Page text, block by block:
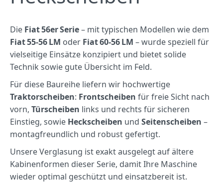
Die Fiat 56er Serie– mit typischen Modellen wie dem
Fiat 55‑56 LM oder Fiat 60‑56 LM – wurde speziell für
vielseitige Einsätze konzipiert und bietet solide
Technik sowie gute Übersicht im Feld.
Für diese Baureihe liefern wir hochwertige
Traktorscheiben: Frontscheiben für freie Sicht nach
vorn, Türscheiben links und rechts für sicheren
Einstieg, sowie Heckscheiben und Seitenscheiben –
montagfreundlich und robust gefertigt.
Unsere Verglasung ist exakt ausgelegt auf ältere
Kabinenformen dieser Serie, damit Ihre Maschine
wieder optimal geschützt und einsatzbereit ist.